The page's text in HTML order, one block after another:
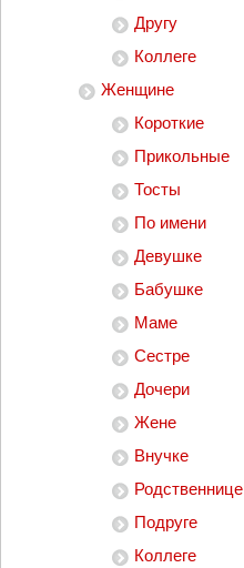
Другу
Коллеге
Женщине
Короткие
Прикольные
Тосты
По имени
Девушке
Бабушке
Маме
Сестре
Дочери
Жене
Внучке
Родственнице
Подруге
Коллеге